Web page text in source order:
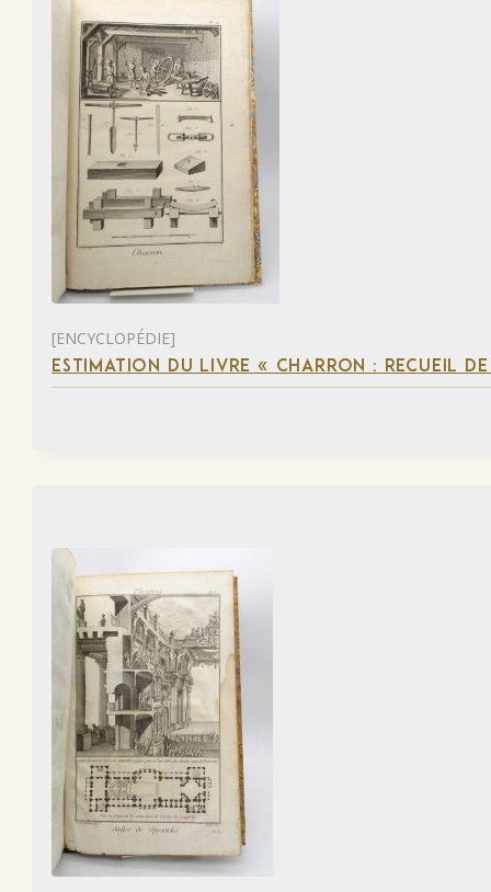
[ENCYCLOPÉDIE]
ESTIMATION DU LIVRE « CHARRON : RECUEIL